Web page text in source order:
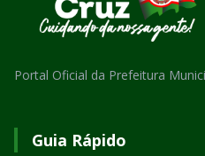
Portal Oficial da Prefeitura
Guia Rápido